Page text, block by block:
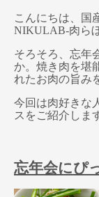
こんにちは、国
NIKULAB-肉ら
そろそろ、忘年
か。焼き肉を堪
れたお肉の旨み
今回は肉好きな
スをご紹介しま
忘年会にぴ